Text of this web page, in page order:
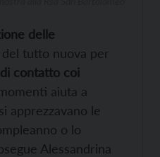
delle
del tutto nuova per
contatto coi
aiuta a
apprezzavano le
o lo
Alessandrina